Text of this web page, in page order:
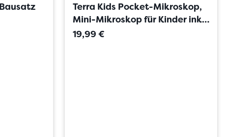
Terra Kids Pocket-Mikroskop,
Mini-Mikroskop für Kinder inkl.
Tasche
19,99 €